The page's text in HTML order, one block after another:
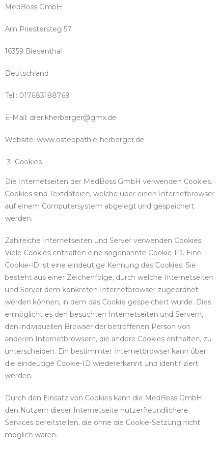
MedBoss GmbH
Am Priestersteg 57
16359 Biesenthal
Deutschland
Tel.: 017683188769
E-Mail: drerikherberger@gmx.de
Website: www.osteopathie-herberger.de
Cookies
Die Internetseiten der MedBoss GmbH verwenden Cookies.
Cookies sind Textdateien, welche über einen Internetbrowser
auf einem Computersystem abgelegt und gespeichert
werden.
Zahlreiche Internetseiten und Server verwenden Cookies.
Viele Cookies enthalten eine sogenannte Cookie-ID. Eine
Cookie-ID ist eine eindeutige Kennung des Cookies. Sie
besteht aus einer Zeichenfolge, durch welche Internetseiten
und Server dem konkreten Internetbrowser zugeordnet
werden können, in dem das Cookie gespeichert wurde. Dies
ermöglicht es den besuchten Internetseiten und Servern,
den individuellen Browser der betroffenen Person von
anderen Internetbrowsern, die andere Cookies enthalten, zu
unterscheiden. Ein bestimmter Internetbrowser kann über
die eindeutige Cookie-ID wiedererkannt und identifiziert
werden.
Durch den Einsatz von Cookies kann die MedBoss GmbH
den Nutzern dieser Internetseite nutzerfreundlichere
Services bereitstellen, die ohne die Cookie-Setzung nicht
möglich wären.